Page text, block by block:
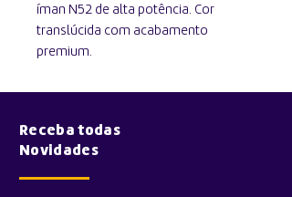
íman N52 de alta potência. Cor
translúcida com acabamento
premium.
Receba todas
Novidades